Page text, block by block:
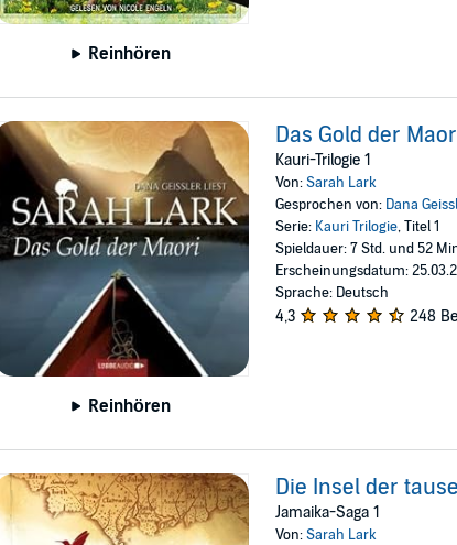
Reinhören
Reinhören
Das Gold der
Kauri-Trilogie 1
Von:Sarah Lark
Gesprochen von: Dana
Serie: Kauri Trilogie, Titel 1
Spieldauer: 7 Std. und 52
Erscheinungsdatum:
Sprache: Deutsch
4,3 248
Die Insel der
Jamaika-Saga 1
Von:Sarah Lark